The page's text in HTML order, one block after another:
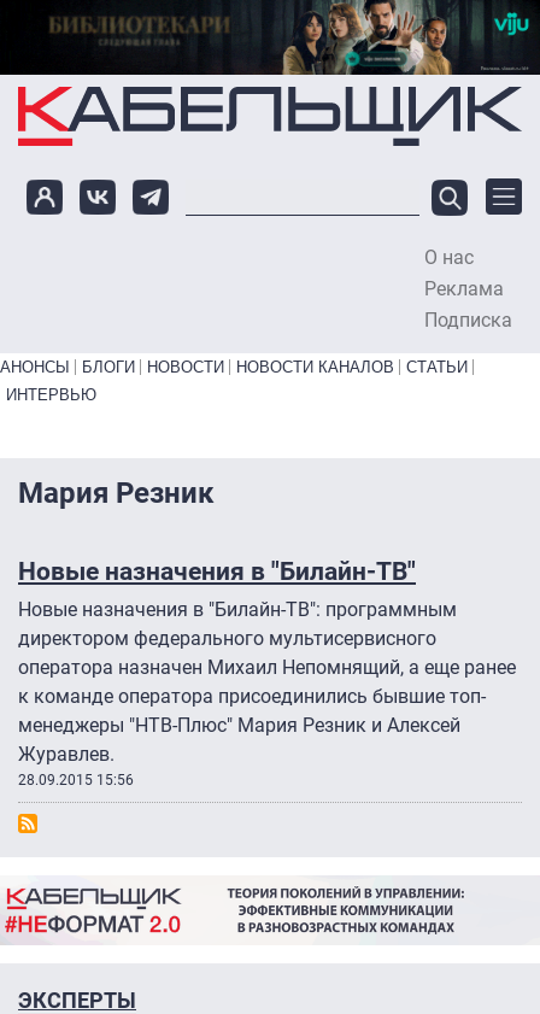
Перейти к основному содержанию
О нас
Реклама
Подписка
Primary links bottom
АНОНСЫ БЛОГИ НОВОСТИ НОВОСТИ КАНАЛОВ
СТАТЬИ
ИНТЕРВЬЮ
Мария Резник
Новые назначения в "Билайн-ТВ"
Новые назначения в "Билайн-ТВ": программным
директором федерального мультисервисного
оператора назначен Михаил Непомнящий, а еще ранее
к команде оператора присоединились бывшие топ-
менеджеры "НТВ-Плюс" Мария Резник и Алексей
Журавлев.
28.09.2015 15:56
ЭКСПЕРТЫ